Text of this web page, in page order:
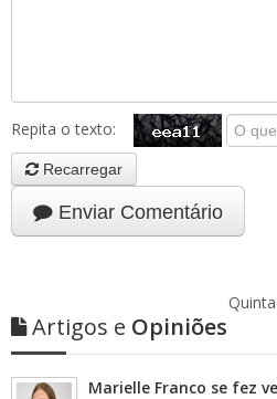
Repita o texto:
Recarregar
Enviar Comentário
Artigos e Opiniões
Marielle Franco se fez